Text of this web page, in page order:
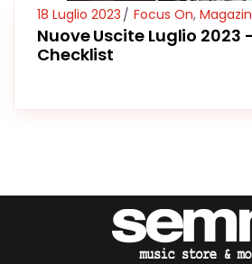
18 Luglio 2023 Focus On,
Nuove Uscite Luglio 2023
Checklist